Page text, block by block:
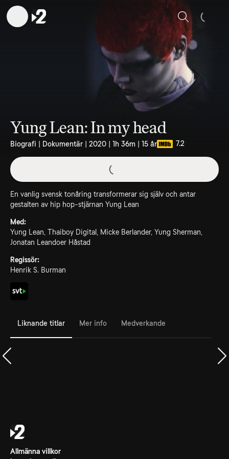
Sök
Yung Lean: In my head
Biografi | Dokumentär | 2020 | 1h 36m | 15 år 7.2
En vanlig svensk tonåring transformerar sig själv och antar
gestalten av hip hop-stjärnan Yung Lean
Med:
Yung Lean, Thaiboy Digital, Micke Berlander, Yung Sherman,
Jonatan Leandoer Håstad
Regissör:
Henrik S. Burman
Liknande titlar Mer info Medverkande
Allmänna villkor